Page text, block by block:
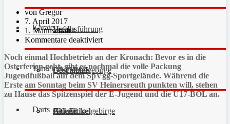
Vereinsführung
Geschichte
Fan-Artikel
Hefdla
Downloads
Galerie
FC Fichtelgebirge
JFG Fichtelgebirge
Karate
Aktuell
Turnen & Fitness
Darts
von Gregor
7. April 2017
1. Mannschaft
Kommentare deaktiviert
Noch einmal Hochbetrieb an der Kronach: Bevor es in die
Osterferien geht, gibt es nochmal die volle Packung
Jugendfußball auf dem SpVgg-Sportgelände. Während die
Erste am Sonntag beim SV Heinersreuth punkten will, stehen
zu Hause das Spitzenspiel der E-Jugend und die U17-BOL an.